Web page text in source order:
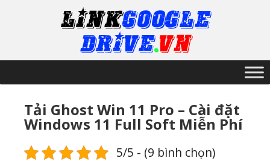
Tải Ghost Win 11 Pro – Cài đặt
Windows 11 Full Soft Miễn Phí
5/5 - (9 bình chọn)